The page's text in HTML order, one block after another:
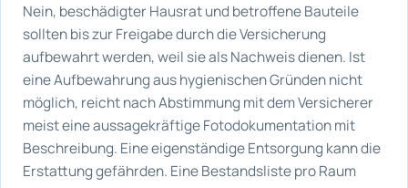
Nein, beschädigter Hausrat und betroffene Bauteile
sollten bis zur Freigabe durch die Versicherung
aufbewahrt werden, weil sie als Nachweis dienen. Ist
eine Aufbewahrung aus hygienischen Gründen nicht
möglich, reicht nach Abstimmung mit dem Versicherer
meist eine aussagekräftige Fotodokumentation mit
Beschreibung. Eine eigenständige Entsorgung kann die
Erstattung gefährden. Eine Bestandsliste pro Raum